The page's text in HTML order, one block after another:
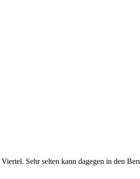
Sehr selten kann dagegen in den